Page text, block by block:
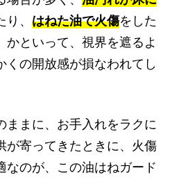
、 はねた油で火傷をした
かといって、視界を遮るよ
くの開放感が損なわれてし
ままに、お手入れをラクに
が寄ってきたときに、火傷
なのが、この油はねガード